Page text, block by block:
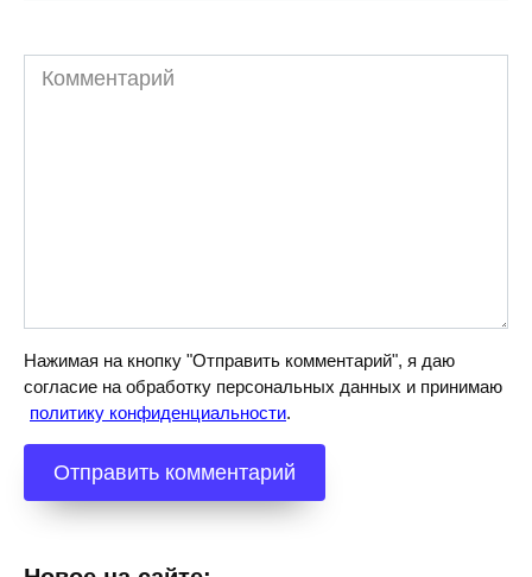
Комментарий
Нажимая на кнопку "Отправить комментарий", я даю
согласие на обработку персональных данных и принимаю
политику конфиденциальности.